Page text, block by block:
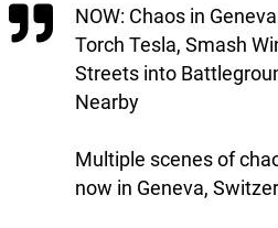
NOW: Chaos in
Torch Tesla, Smash
Streets into
Nearby
Multiple scenes of
now in Geneva,